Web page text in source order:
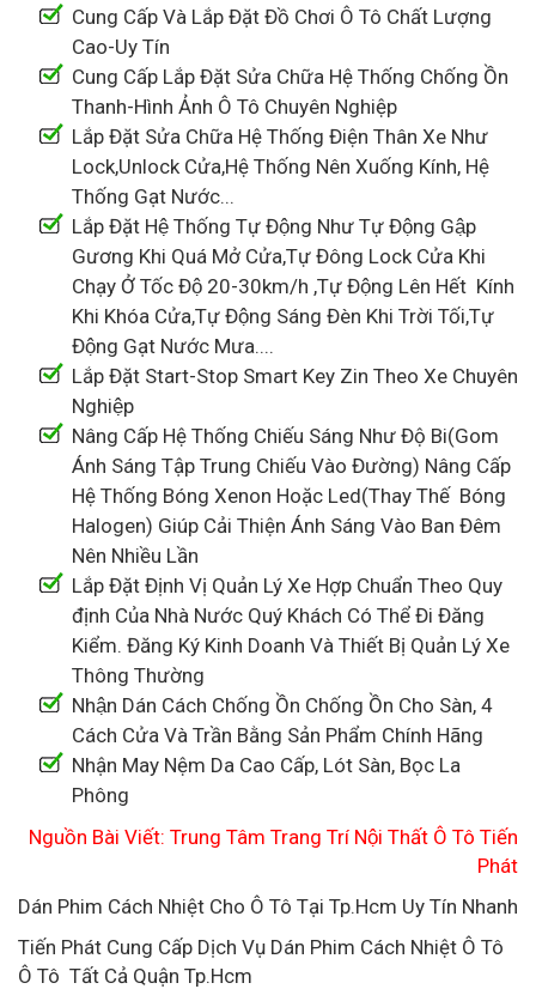
Cung Cấp Và Lắp Đặt Đồ Chơi Ô Tô Chất Lượng
Cao-Uy Tín
Cung Cấp Lắp Đặt Sửa Chữa Hệ Thống Chống Ồn
Thanh-Hình Ảnh Ô Tô Chuyên Nghiệp
Lắp Đặt Sửa Chữa Hệ Thống Điện Thân Xe Như
Lock,Unlock Cửa,Hệ Thống Nên Xuống Kính, Hệ
Thống Gạt Nước...
Lắp Đặt Hệ Thống Tự Động Như Tự Động Gập
Gương Khi Quá Mở Cửa,Tự Đông Lock Cửa Khi
Chạy Ở Tốc Độ 20-30km/h ,Tự Động Lên Hết Kính
Khi Khóa Cửa,Tự Động Sáng Đèn Khi Trời Tối,Tự
Động Gạt Nước Mưa....
Lắp Đặt Start-Stop Smart Key Zin Theo Xe Chuyên
Nghiệp
Nâng Cấp Hệ Thống Chiếu Sáng Như Độ Bi(Gom
Ánh Sáng Tập Trung Chiếu Vào Đường) Nâng Cấp
Hệ Thống Bóng Xenon Hoặc Led(Thay Thế Bóng
Halogen) Giúp Cải Thiện Ánh Sáng Vào Ban Đêm
Nên Nhiều Lần
Lắp Đặt Định Vị Quản Lý Xe Hợp Chuẩn Theo Quy
định Của Nhà Nước Quý Khách Có Thể Đi Đăng
Kiểm. Đăng Ký Kinh Doanh Và Thiết Bị Quản Lý Xe
Thông Thường
Nhận Dán Cách Chống Ồn Chống Ồn Cho Sàn, 4
Cách Cửa Và Trần Bằng Sản Phẩm Chính Hãng
Nhận May Nệm Da Cao Cấp, Lót Sàn, Bọc La
Phông
Nguồn Bài Viết: Trung Tâm Trang Trí Nội Thất Ô Tô Tiến
Phát
Dán Phim Cách Nhiệt Cho Ô Tô Tại Tp.Hcm Uy Tín Nhanh
Tiến Phát Cung Cấp Dịch Vụ Dán Phim Cách Nhiệt Ô Tô
Ô Tô Tất Cả Quận Tp.Hcm